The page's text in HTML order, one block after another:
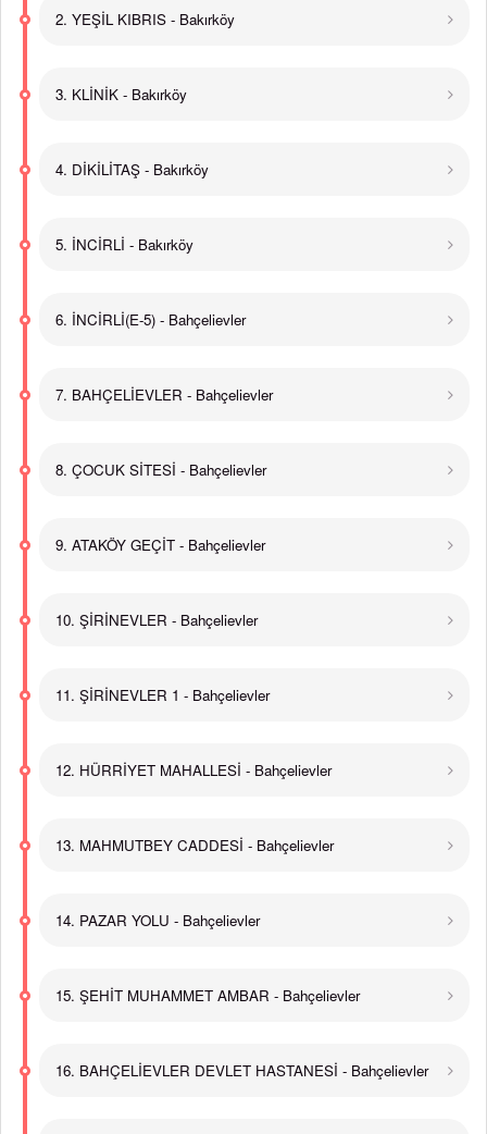
2. YEŞİL KIBRIS - Bakırköy
3. KLİNİK - Bakırköy
4. DİKİLİTAŞ - Bakırköy
5. İNCİRLİ - Bakırköy
6. İNCİRLİ(E-5) - Bahçelievler
7. BAHÇELİEVLER - Bahçelievler
8. ÇOCUK SİTESİ - Bahçelievler
9. ATAKÖY GEÇİT - Bahçelievler
10. ŞİRİNEVLER - Bahçelievler
11. ŞİRİNEVLER 1 - Bahçelievler
12. HÜRRİYET MAHALLESİ - Bahçelievler
13. MAHMUTBEY CADDESİ - Bahçelievler
14. PAZAR YOLU - Bahçelievler
15. ŞEHİT MUHAMMET AMBAR - Bahçelievler
16. BAHÇELİEVLER DEVLET HASTANESİ - Bahçelievler